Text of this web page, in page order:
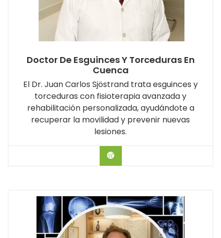
Doctor De Esguinces Y Torceduras En
Cuenca
El Dr. Juan Carlos Sjöstrand trata esguinces y
torceduras con fisioterapia avanzada y
rehabilitación personalizada, ayudándote a
recuperar la movilidad y prevenir nuevas
lesiones.
Hablar con el Doctor